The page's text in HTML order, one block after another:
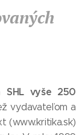
SHL vyše 250
vydavateľom a
(www.kritika.sk)